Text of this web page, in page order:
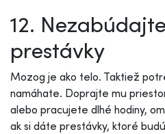
12.
prestávky
Mozog je ako telo. Taktiež
namáhate. Doprajte mu
alebo pracujete dlhé hodiny,
ak si dáte prestávky, ktoré